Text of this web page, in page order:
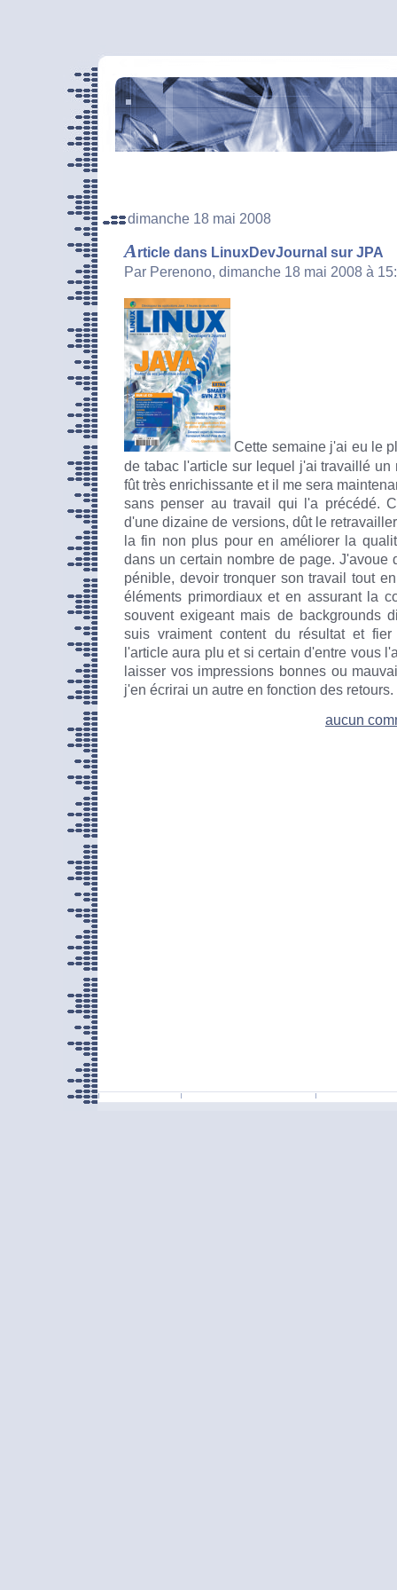
dimanche 18 mai 2008
Article dans LinuxDevJournal sur JPA
Par Perenono, dimanche 18 mai 2008 à
Cette semaine j'ai eu le
de tabac l'article sur lequel j'ai travaillé un
fût très enrichissante et il me sera
sans penser au travail qui l'a précédé.
d'une dizaine de versions, dût le
la fin non plus pour en améliorer la
dans un certain nombre de page. J'avoue
pénible, devoir tronquer son travail tout
éléments primordiaux et en assurant la
souvent exigeant mais de backgrounds
suis vraiment content du résultat et
l'article aura plu et si certain d'entre vous
laisser vos impressions bonnes ou
j'en écrirai un autre en fonction des retours.
aucun